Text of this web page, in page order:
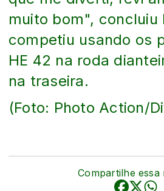
muito bom", concluiu
competiu usando os
HE 42 na roda
na traseira.
(Foto: Photo Action/
Compartilhe essa